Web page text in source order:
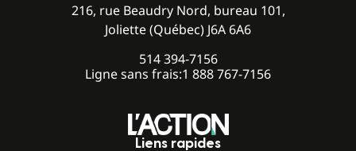
216, rue Beaudry Nord, bureau 101,
Joliette (Québec) J6A 6A6
514 394-7156
Ligne sans frais:1 888 767-7156
Liens rapides